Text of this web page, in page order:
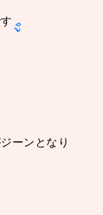
ーンとなり